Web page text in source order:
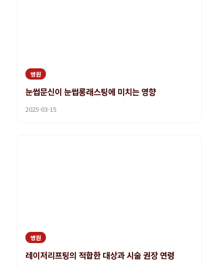
병원
눈썹문신이 눈썹롱래스팅에 미치는 영향
2025-03-15
병원
레이저리프팅의 적합한 대상과 시술 권장 연령